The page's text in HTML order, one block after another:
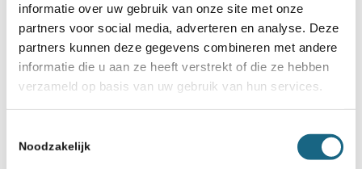
informatie over uw gebruik van onze site met onze
partners voor social media, adverteren en analyse. Deze
partners kunnen deze gegevens combineren met andere
informatie die u aan ze heeft verstrekt of die ze hebben
verzameld op basis van uw gebruik van hun services.
Noodzakelijk